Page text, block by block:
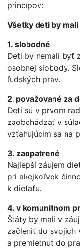
princípov:
Všetky deti by
1. slobodné
Deti by nemali byť
osobnej slobody.
ľudských práv.
2. považované za
Deti sú v prvom
zaobchádzať v
vzťahujúcim sa na
3. zaopatrené
Najlepší záujem
pri akejkoľvek
k dieťaťu.
4. v komunitnom
Štáty by mali v
začleniť do svojich
a premietnuť do